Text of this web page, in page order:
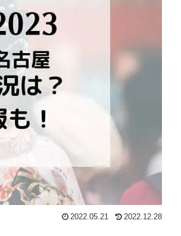
2022.05.21 2022.12.28